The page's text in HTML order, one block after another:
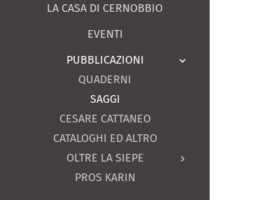
LA CASA DI CERNOBBIO
EVENTI
PUBBLICAZIONI
QUADERNI
SAGGI
CESARE CATTANEO
CATALOGHI ED ALTRO
OLTRE LA SIEPE
PROS KARIN